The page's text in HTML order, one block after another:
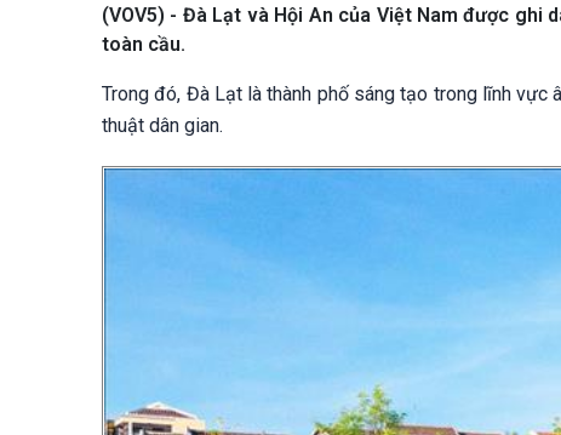
(VOV5) - Đà Lạt và Hội An của Việt Nam được ghi
toàn cầu.
Trong đó, Đà Lạt là thành phố sáng tạo trong lĩnh vực
thuật dân gian.